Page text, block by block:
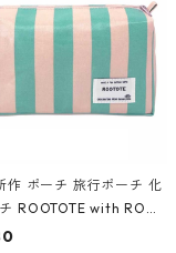
作 ポーチ 旅行ポーチ 化
ROOTOTE with ROO
ルートート WR.ポ